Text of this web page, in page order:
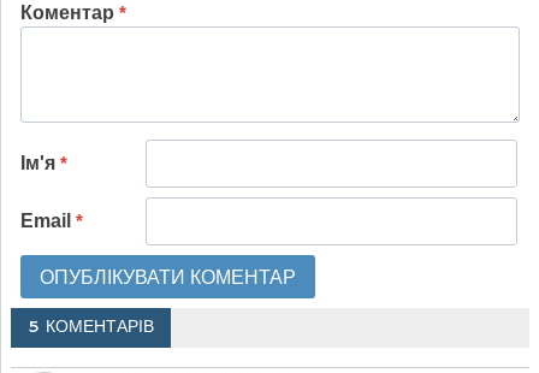
Коментар *
Ім'я *
Email *
5 КОМЕНТАРІВ